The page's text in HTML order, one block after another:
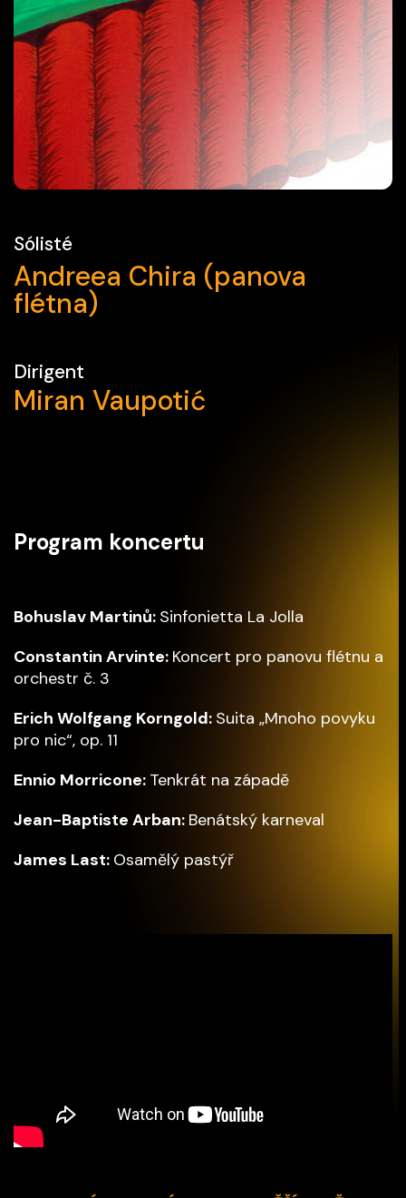
Sólisté
Andreea Chira (panova
flétna)
Dirigent
Miran Vaupotić
Program koncertu
Bohuslav Martinů: Sinfonietta La Jolla
Constantin Arvinte: Koncert pro panovu flétnu a
orchestr č. 3
Erich Wolfgang Korngold: Suita „Mnoho povyku
pro nic“, op. 11
Ennio Morricone: Tenkrát na západě
Jean-Baptiste Arban: Benátský karneval
James Last: Osamělý pastýř